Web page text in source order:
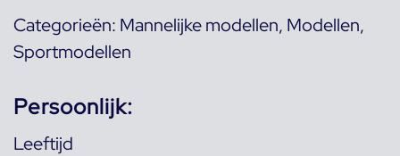
Categorieën: Mannelijke modellen, Modellen,
Sportmodellen
Persoonlijk:
Leeftijd